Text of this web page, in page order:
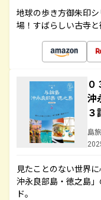
地球の歩き方御朱印
場！すばらしい古寺
沖
３
島旅
見たことのない世界
沖永良部島・徳之島
ド。